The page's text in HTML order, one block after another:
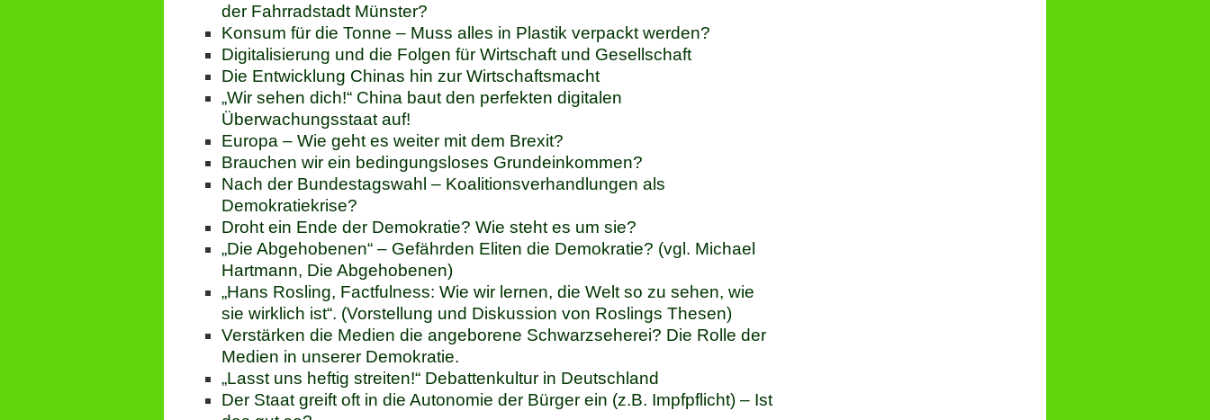
der Fahrradstadt Münster?
Konsum für die Tonne – Muss alles in Plastik verpackt werden?
Digitalisierung und die Folgen für Wirtschaft und Gesellschaft
Die Entwicklung Chinas hin zur Wirtschaftsmacht
„Wir sehen dich!“ China baut den perfekten digitalen
Überwachungsstaat auf!
Europa – Wie geht es weiter mit dem Brexit?
Brauchen wir ein bedingungsloses Grundeinkommen?
Nach der Bundestagswahl – Koalitionsverhandlungen als
Demokratiekrise?
Droht ein Ende der Demokratie? Wie steht es um sie?
„Die Abgehobenen“ – Gefährden Eliten die Demokratie? (vgl. Michael
Hartmann, Die Abgehobenen)
„Hans Rosling, Factfulness: Wie wir lernen, die Welt so zu sehen, wie
sie wirklich ist“. (Vorstellung und Diskussion von Roslings Thesen)
Verstärken die Medien die angeborene Schwarzseherei? Die Rolle der
Medien in unserer Demokratie.
„Lasst uns heftig streiten!“ Debattenkultur in Deutschland
Der Staat greift oft in die Autonomie der Bürger ein (z.B. Impfpflicht) – Ist